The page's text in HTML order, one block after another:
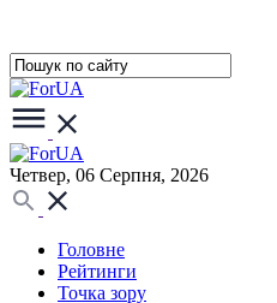
Четвер, 06 Серпня, 2026
Головне
Рейтинги
Точка зору